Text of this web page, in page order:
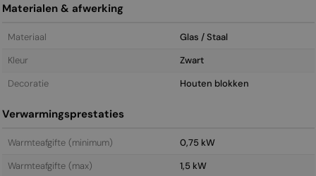
Materialen & afwerking
Materiaal
Glas / Staal
Kleur
Zwart
Decoratie
Houten blokken
Verwarmingsprestaties
Warmteafgifte (minimum)
0,75 kW
Warmteafgifte (max)
1,5 kW